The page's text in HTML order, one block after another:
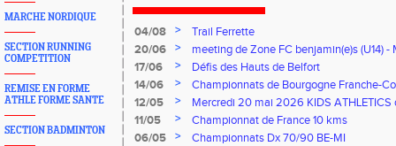
MARCHE NORDIQUE
SECTION RUNNING
COMPETITION
REMISE EN FORME
ATHLE FORME SANTE
SECTION BADMINTON
04/08 >
Trail Ferrette
20/06
>
meeting de Zone FC benjamin(e)s (U14) -
17/06
>
Défis des Hauts de Belfort
14/06
>
Championnats de Bourgogne Franche-
Florentin, le 14 juin 2026
12/05 >
Mercredi 20 mai 2026 KIDS ATHLETICS
11/05
>
Championnat de France 10 kms
06/05
>
Championnats Dx 70/90 BE-MI